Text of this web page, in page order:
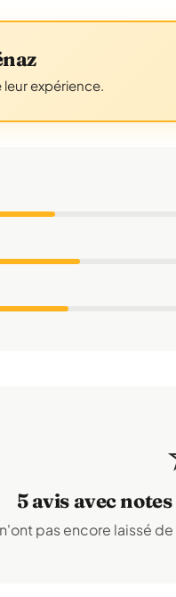
expérience.
5 avis avec
pas encore laissé